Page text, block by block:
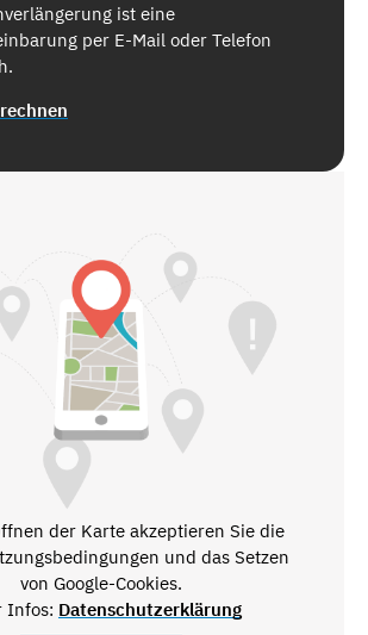
ist eine
per E-Mail oder Telefon
der Karte akzeptieren Sie die
und das Setzen
von Google-Cookies.
Infos: Datenschutzerklärung